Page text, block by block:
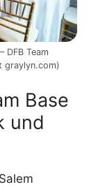
DFB Team
graylyn.com)
Base
und